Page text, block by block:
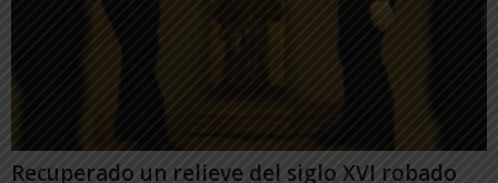
Recuperado un relieve del siglo XVI robado